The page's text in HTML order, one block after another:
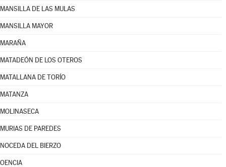
MANSILLA DE LAS MULAS
MANSILLA MAYOR
MARAÑA
MATADEÓN DE LOS OTEROS
MATALLANA DE TORÍO
MATANZA
MOLINASECA
MURIAS DE PAREDES
NOCEDA DEL BIERZO
OENCIA